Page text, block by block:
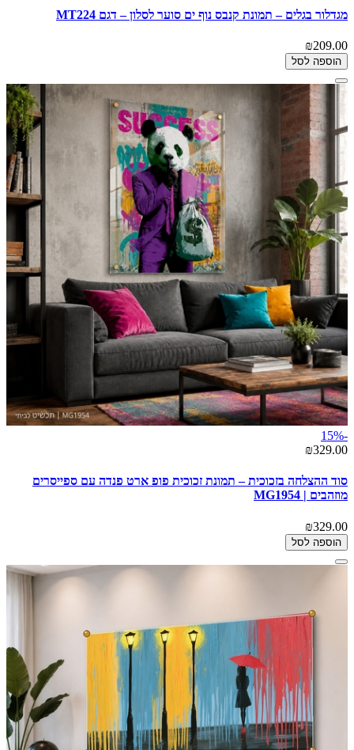
מגדלור בגלים – תמונת קנבס נוף ים סוער לסלון – דגם MT224
₪209.00
הוספה לסל
-15%
₪329.00
סוד ההצלחה בזכוכית – תמונת זכוכית פופ ארט פנדה עם ספייסרים
מוזהבים | MG1954
₪329.00
הוספה לסל